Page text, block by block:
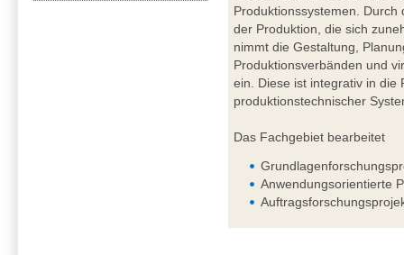
Produktionssystemen. Durch
der Produktion, die sich
nimmt die Gestaltung,
Produktionsverbänden und
ein. Diese ist integrativ in die
produktionstechnischer
Das Fachgebiet bearbeitet
Anwendungsorientierte